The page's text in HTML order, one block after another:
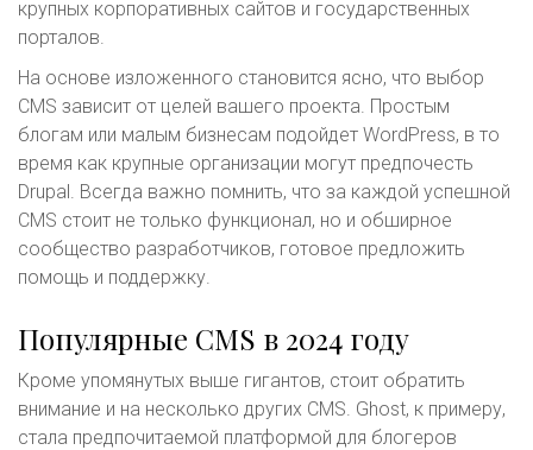
крупных корпоративных сайтов и государственных
порталов.
На основе изложенного становится ясно, что выбор
CMS зависит от целей вашего проекта. Простым
блогам или малым бизнесам подойдет WordPress, в то
время как крупные организации могут предпочесть
Drupal. Всегда важно помнить, что за каждой успешной
CMS стоит не только функционал, но и обширное
сообщество разработчиков, готовое предложить
помощь и поддержку.
Популярные CMS в 2024 году
Кроме упомянутых выше гигантов, стоит обратить
внимание и на несколько других CMS. Ghost, к примеру,
стала предпочитаемой платформой для блогеров